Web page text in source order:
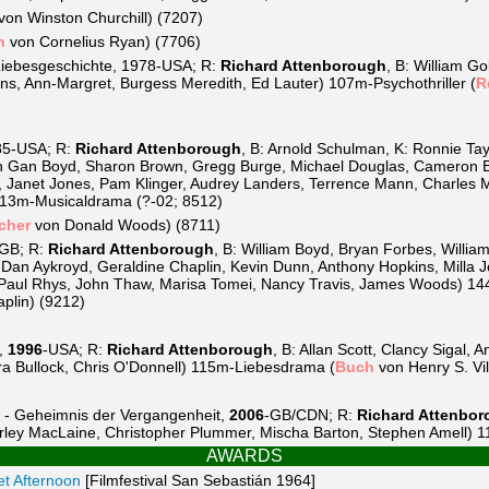
Winston Churchill) (7207)
von Cornelius Ryan) (7706)
1978-USA; R: Richard Attenborough , B: William
Ann-Margret, Burgess Meredith, Ed Lauter) 107m-Psychothriller (
USA; R: Richard Attenborough , B: Arnold Schulman, K: Ronnie
Gan Boyd, Sharon Brown, Gregg Burge, Michael Douglas, Cameron
Jones, Pam Klinger, Audrey Landers, Terrence Mann, Charles
Musicaldrama (?-02; 8512)
von Donald Woods) (8711)
R: Richard Attenborough , B: William Boyd, Bryan Forbes,
Aykroyd, Geraldine Chaplin, Kevin Dunn, Anthony Hopkins, Milla
Rhys, John Thaw, Marisa Tomei, Nancy Travis, James Woods)
(9212)
1996-USA; R: Richard Attenborough , B: Allan Scott, Clancy Sigal,
Bullock, Chris O'Donnell) 115m-Liebesdrama (Buch von Henry S.
Geheimnis der Vergangenheit, 2006-GB/CDN; R: Richard
MacLaine, Christopher Plummer, Mischa Barton, Stephen Amell)
AWARDS
Afternoon [Filmfestival San Sebastián 1964]